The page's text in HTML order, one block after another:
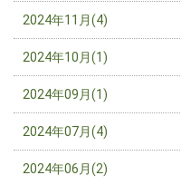
2024年11月(4)
2024年10月(1)
2024年09月(1)
2024年07月(4)
2024年06月(2)